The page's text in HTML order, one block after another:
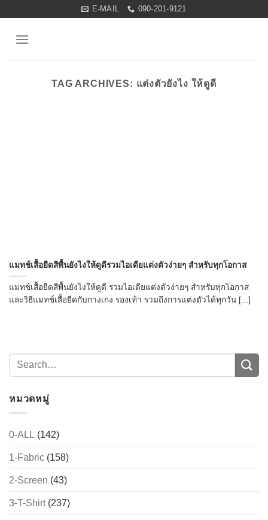
content
E-MAIL 090-201-9121
TAG ARCHIVES: แต่งตัวยังไง ให้ดูดี
แมทช์เสื้อยืดสีพื้นยังไงให้ดูดีรวมไอเดียแต่งตัวง่ายๆ สำหรับทุกโอกาส
แมทช์เสื้อยืดสีพื้นยังไงให้ดูดี รวมไอเดียแต่งตัวง่ายๆ สำหรับทุกโอกาส
และวิธีแมทช์เสื้อยืดกับกางเกง รองเท้า รวมถึงการแต่งตัวได้ทุกวัน [...]
หมวดหมู่
0-ALL (142)
1-Fabric (158)
2-Screen (43)
3-T-Shirt(237)